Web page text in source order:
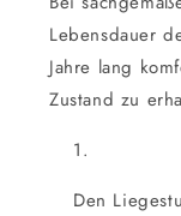
Lebensdauer
Jahre lang
Zustand zu
Den